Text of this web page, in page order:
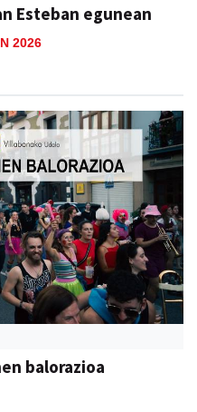
Esteban egunean
2026
balorazioa